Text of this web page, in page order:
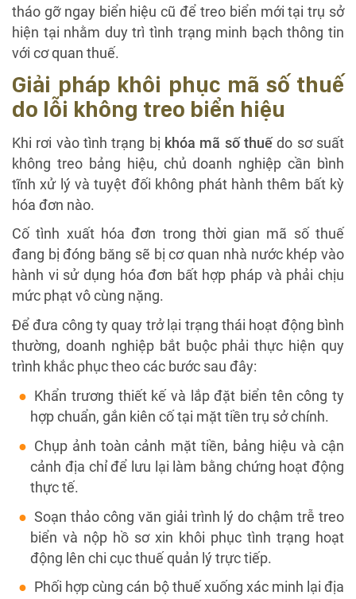
tháo gỡ ngay biển hiệu cũ để treo biển mới tại trụ sở
hiện tại nhằm duy trì tình trạng minh bạch thông tin
với cơ quan thuế.
Giải pháp khôi phục mã số thuế
do lỗi không treo biển hiệu
Khi rơi vào tình trạng bị khóa mã số thuếdo sơ suất
không treo bảng hiệu, chủ doanh nghiệp cần bình
tĩnh xử lý và tuyệt đối không phát hành thêm bất kỳ
hóa đơn nào.
Cố tình xuất hóa đơn trong thời gian mã số thuế
đang bị đóng băng sẽ bị cơ quan nhà nước khép vào
hành vi sử dụng hóa đơn bất hợp pháp và phải chịu
mức phạt vô cùng nặng.
Để đưa công ty quay trở lại trạng thái hoạt động bình
thường, doanh nghiệp bắt buộc phải thực hiện quy
trình khắc phục theo các bước sau đây:
Khẩn trương thiết kế và lắp đặt biển tên công ty
hợp chuẩn, gắn kiên cố tại mặt tiền trụ sở chính.
Chụp ảnh toàn cảnh mặt tiền, bảng hiệu và cận
cảnh địa chỉ để lưu lại làm bằng chứng hoạt động
thực tế.
Soạn thảo công văn giải trình lý do chậm trễ treo
biển và nộp hồ sơ xin khôi phục tình trạng hoạt
động lên chi cục thuế quản lý trực tiếp.
Phối hợp cùng cán bộ thuế xuống xác minh lại địa